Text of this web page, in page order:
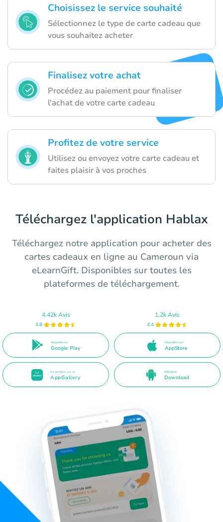
Choisissez le service souhaité
Sélectionnez le type de carte cadeau que
vous souhaitez acheter
Finalisez votre achat
Procédez au paiement pour finaliser
l'achat de votre carte cadeau
Profitez de votre service
Utilisez ou envoyez votre carte cadeau et
faites plaisir à vos proches
Téléchargez l'application Hablax
Téléchargez notre application pour acheter des
cartes cadeaux en ligne au Cameroun via
eLearnGift. Disponibles sur toutes les
plateformes de téléchargement.
4.42k Avis
4.8
Disponible sur
Google Play
1.2k Avis
4.4
Disponible sur l'
AppStore
Disponible sur la
AppGallery
APK Direct
Download